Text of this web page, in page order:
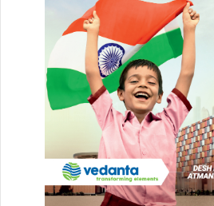
social networking